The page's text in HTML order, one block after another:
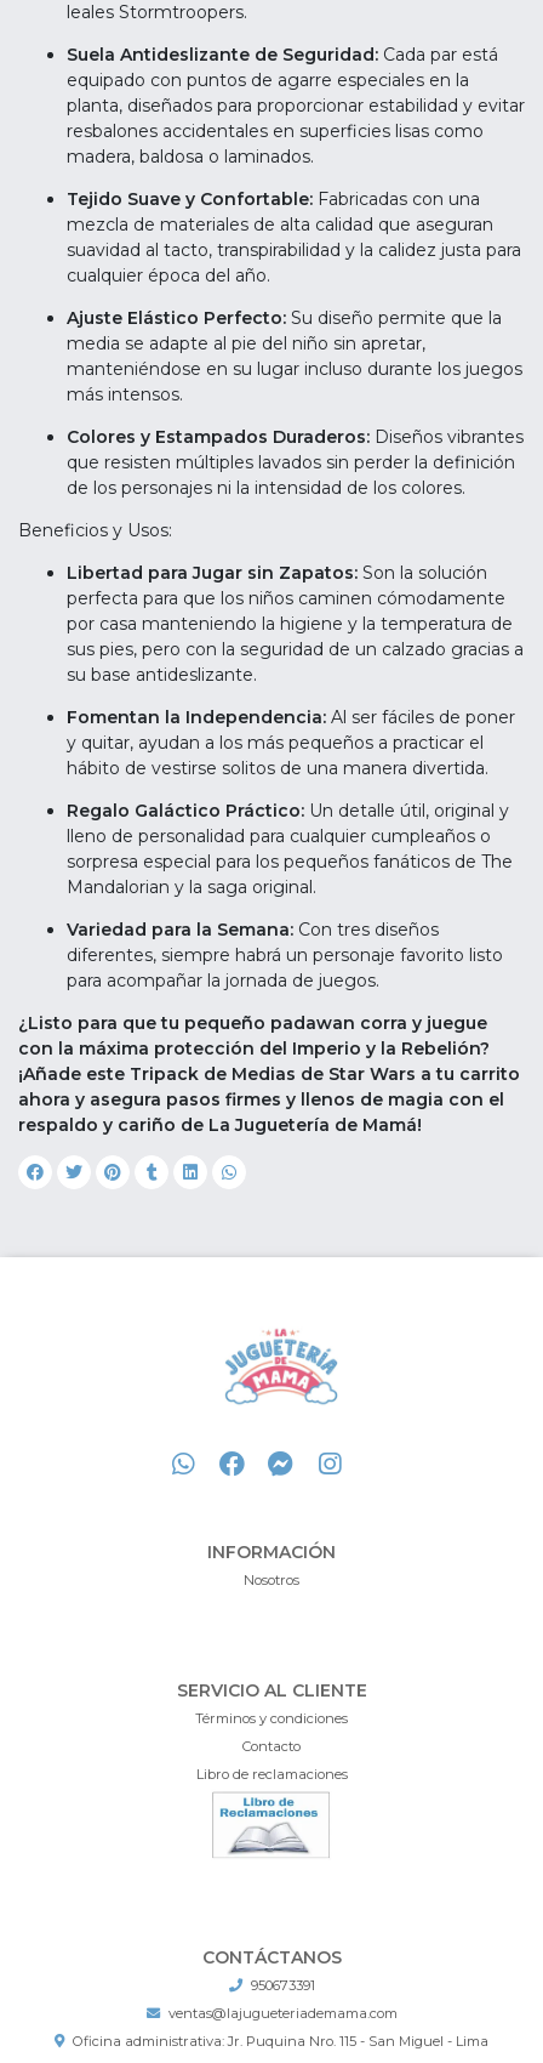
leales Stormtroopers.
Suela Antideslizante de Seguridad: Cada par está
equipado con puntos de agarre especiales en la
planta, diseñados para proporcionar estabilidad y evitar
resbalones accidentales en superficies lisas como
madera, baldosa o laminados.
Tejido Suave y Confortable: Fabricadas con una
mezcla de materiales de alta calidad que aseguran
suavidad al tacto, transpirabilidad y la calidez justa para
cualquier época del año.
Ajuste Elástico Perfecto: Su diseño permite que la
media se adapte al pie del niño sin apretar,
manteniéndose en su lugar incluso durante los juegos
más intensos.
Colores y Estampados Duraderos: Diseños vibrantes
que resisten múltiples lavados sin perder la definición
de los personajes ni la intensidad de los colores.
Beneficios y Usos:
Libertad para Jugar sin Zapatos: Son la solución
perfecta para que los niños caminen cómodamente
por casa manteniendo la higiene y la temperatura de
sus pies, pero con la seguridad de un calzado gracias a
su base antideslizante.
Fomentan la Independencia: Al ser fáciles de poner
y quitar, ayudan a los más pequeños a practicar el
hábito de vestirse solitos de una manera divertida.
Regalo Galáctico Práctico: Un detalle útil, original y
lleno de personalidad para cualquier cumpleaños o
sorpresa especial para los pequeños fanáticos de The
Mandalorian y la saga original.
Variedad para la Semana: Con tres diseños
diferentes, siempre habrá un personaje favorito listo
para acompañar la jornada de juegos.
¿Listo para que tu pequeño padawan corra y juegue
con la máxima protección del Imperio y la Rebelión?
¡Añade este Tripack de Medias de Star Wars a tu carrito
ahora y asegura pasos firmes y llenos de magia con el
respaldo y cariño de La Juguetería de Mamá!
INFORMACIÓN
Nosotros
SERVICIO AL CLIENTE
Términos y condiciones
Contacto
Libro de reclamaciones
CONTÁCTANOS
950673391
ventas@lajugueteriademama.com
Oficina administrativa: Jr. Puquina Nro. 115 - San Miguel - Lima